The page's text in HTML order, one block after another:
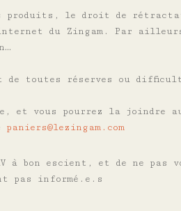
produits, le droit de
du Zingam.Par
de toutes réserves ou
et vous pourrez la joindre
paniers@lezingam.com
à bon escient, et de ne pas
pas informé.e.s